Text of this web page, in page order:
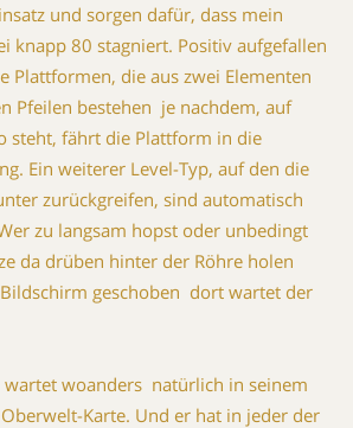
und sorgen dafür, dass mein
knapp 80 stagniert. Positiv aufgefallen
Plattformen, die aus zwei Elementen
Pfeilen bestehen  je nachdem, auf
steht, fährt die Plattform in die
Ein weiterer Level-Typ, auf den die
zurückgreifen, sind automatisch
zu langsam hopst oder unbedingt
da drüben hinter der Röhre holen
geschoben  dort wartet der
woanders  natürlich in seinem
Karte. Und er hat in jeder der